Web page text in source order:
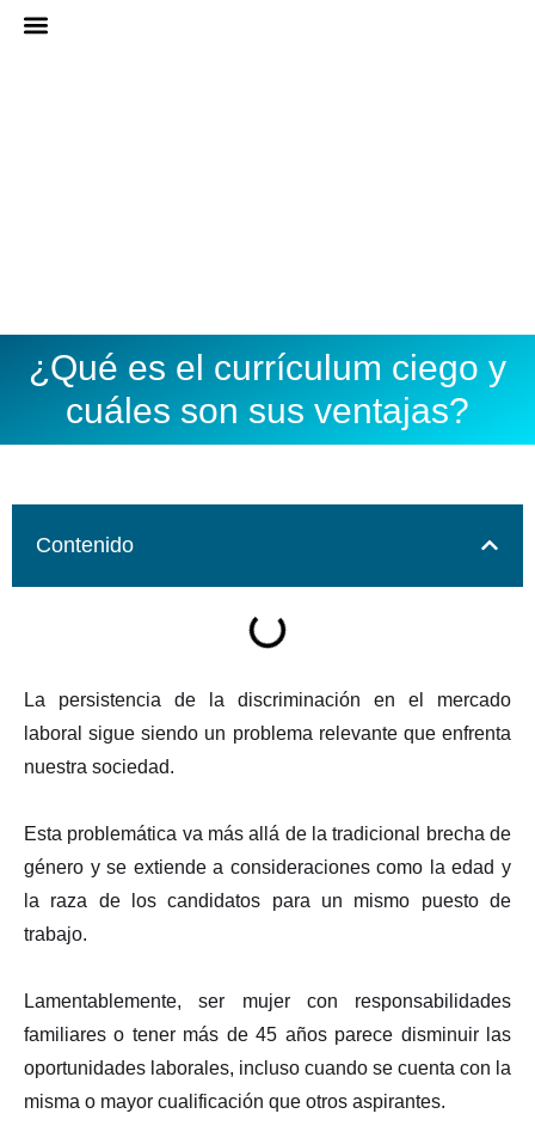
¿Qué es el currículum ciego y
cuáles son sus ventajas?
Contenido
La persistencia de la discriminación en el mercado
laboral sigue siendo un problema relevante que enfrenta
nuestra sociedad.
Esta problemática va más allá de la tradicional brecha de
género y se extiende a consideraciones como la edad y
la raza de los candidatos para un mismo puesto de
trabajo.
Lamentablemente, ser mujer con responsabilidades
familiares o tener más de 45 años parece disminuir las
oportunidades laborales, incluso cuando se cuenta con la
misma o mayor cualificación que otros aspirantes.